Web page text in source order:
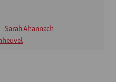
Sarah Ahannach